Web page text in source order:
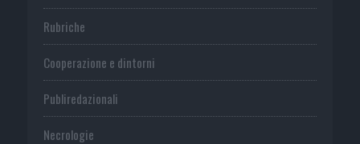
Rubriche
Cooperazione e dintorni
Publiredazionali
Necrologie